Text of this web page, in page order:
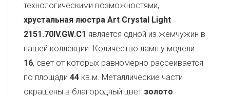
технологическими возможностями,
хрустальная люстра Art Crystal Light
2151.70IV.GW.C1 является одной из жемчужин в
нашей коллекции. Количество ламп у модели:
16, свет от которых равномерно рассеивается
по площади 44 кв.м. Металлические части
окрашены в благородный цвет золото